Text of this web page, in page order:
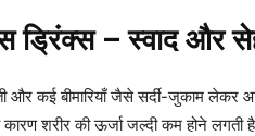
ड्रिंक्स – स्वाद और
और कई बीमारियाँ जैसे सर्दी-जुकाम लेकर
कारण शरीर की ऊर्जा जल्दी कम होने